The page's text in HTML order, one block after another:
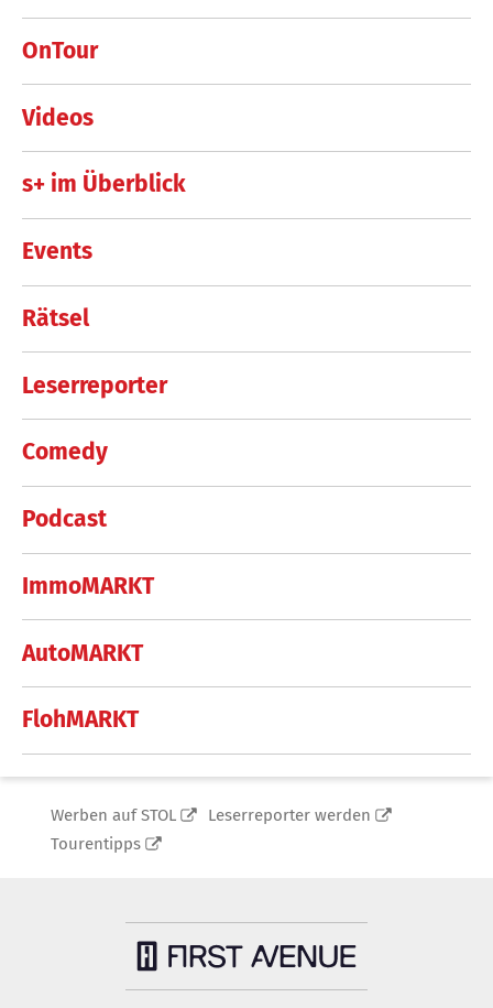
OnTour
Videos
s+ im Überblick
Events
Rätsel
Leserreporter
Comedy
Podcast
ImmoMARKT
AutoMARKT
FlohMARKT
Werben auf STOL
Leserreporter werden
Tourentipps